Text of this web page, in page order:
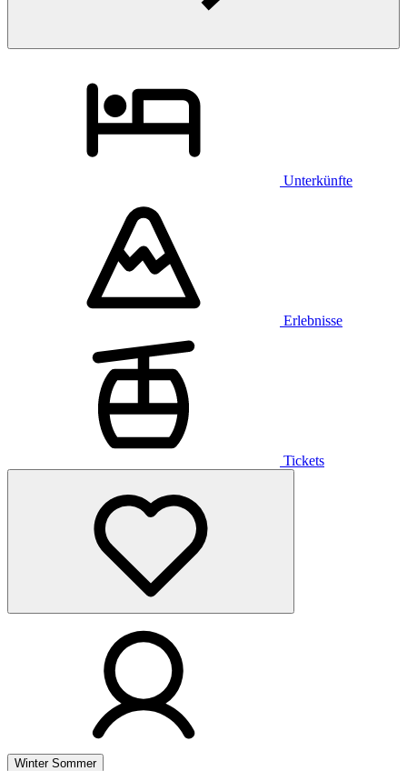
Unterkünfte
Erlebnisse
Tickets
Winter Sommer